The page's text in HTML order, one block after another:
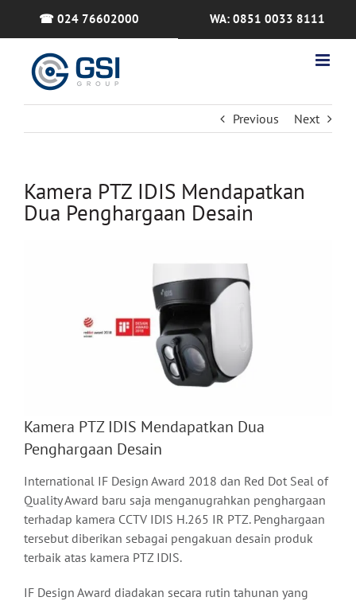
☎ 024 76602000 WA: 0851 0033 8111
Previous Next
Kamera PTZ IDIS Mendapatkan
Dua Penghargaan Desain
Kamera PTZ IDIS Mendapatkan Dua
Penghargaan Desain
International IF Design Award 2018 dan Red Dot Seal of
Quality Award baru saja menganugrahkan penghargaan
terhadap kamera CCTV IDIS H.265 IR PTZ. Penghargaan
tersebut diberikan sebagai pengakuan desain produk
terbaik atas kamera PTZ IDIS.
IF Design Award diadakan secara rutin tahunan yang